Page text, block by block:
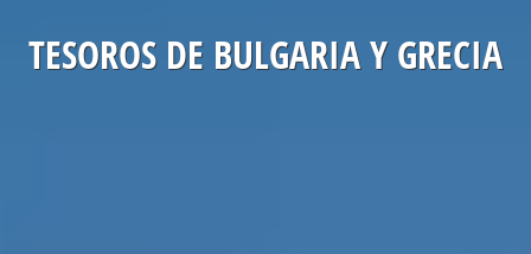
TESOROS DE BULGARIA Y GRECIA